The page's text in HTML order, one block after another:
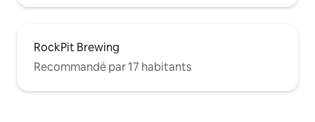
RockPit Brewing
Recommandé par 17 habitants